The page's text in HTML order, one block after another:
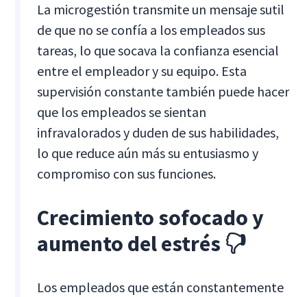
La microgestión transmite un mensaje sutil
de que no se confía a los empleados sus
tareas, lo que socava la confianza esencial
entre el empleador y su equipo. Esta
supervisión constante también puede hacer
que los empleados se sientan
infravalorados y duden de sus habilidades,
lo que reduce aún más su entusiasmo y
compromiso con sus funciones.
Crecimiento sofocado y
aumento del estrés 🖓
Los empleados que están constantemente